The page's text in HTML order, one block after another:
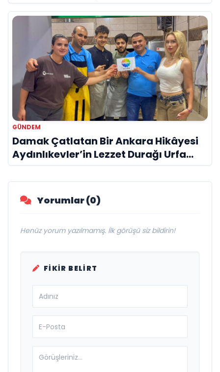
GÜNDEM
Damak Çatlatan Bir Ankara Hikâyesi
Aydınlıkevler’in Lezzet Durağı Urfa
Damak
Yorumlar (0)
Henüz yorum yazılmamış. İlk görüşü siz bildirin!
FIKIR BELIRT